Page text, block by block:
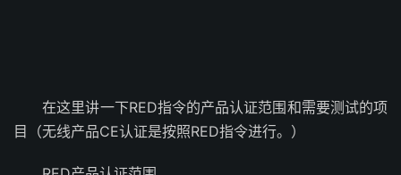
在这里讲一下RED指令的产品认证范围和需要测试的项
目（无线产品CE认证是按照RED指令进行。）